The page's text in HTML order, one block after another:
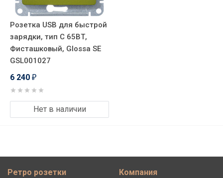
Розетка USB для быстрой
зарядки, тип C 65ВТ,
Фисташковый, Glossa SE
GSL001027
6 240 ₽
Нет в наличии
Ретро розетки Компания